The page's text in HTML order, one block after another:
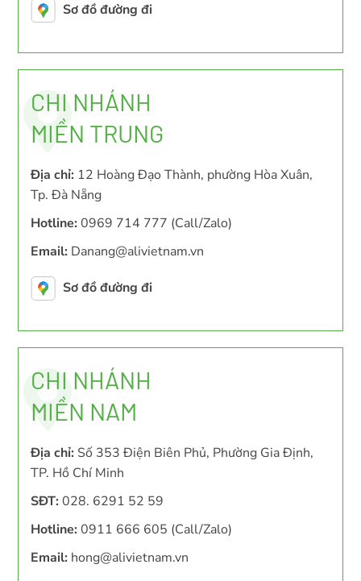
Sơ đồ đường đi
CHI NHÁNH
MIỀN TRUNG
Địa chỉ: 12 Hoàng Đạo Thành, phường Hòa Xuân,
Tp. Đà Nẵng
Hotline: 0969 714 777 (Call/Zalo)
Email: Danang@alivietnam.vn
Sơ đồ đường đi
CHI NHÁNH
MIỀN NAM
Địa chỉ: Số 353 Điện Biên Phủ, Phường Gia Định,
TP. Hồ Chí Minh
SĐT: 028. 6291 52 59
Hotline: 0911 666 605 (Call/Zalo)
Email: hong@alivietnam.vn